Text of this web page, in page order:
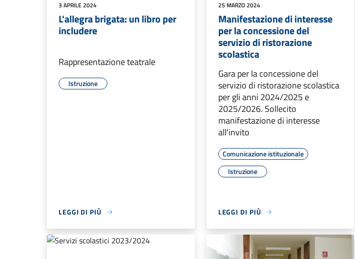
3 APRILE 2024
L'allegra brigata: un libro per
includere
Rappresentazione teatrale
Istruzione
LEGGI DI PIÙ
25 MARZO 2024
Manifestazione di interesse
per la concessione del
servizio di ristorazione
scolastica
Gara per la concessione del
servizio di ristorazione scolastica
per gli anni 2024/2025 e
2025/2026. Sollecito
manifestazione di interesse
all'invito
Comunicazione istituzionale
Istruzione
LEGGI DI PIÙ